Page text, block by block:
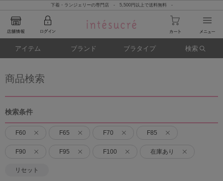
下着・ランジェリーの専門店 - 5,500円以上で送料無料 -
アイテム ブランド ブラタイプ 検索
商品検索
検索条件
F60 F65 F70 F85
F90 F95 F100 在庫あり
リセット